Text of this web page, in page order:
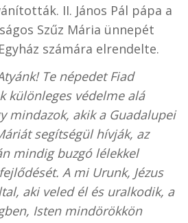
II. János Pál pápa a
Szűz Mária ünnepét
számára elrendelte.
Te népedet Fiad
különleges védelme alá
mindazok, akik a Guadalupei
segítségül hívják, az
mindig buzgó lélekkel
A mi Urunk, Jézus
aki veled él és uralkodik, a
Isten mindörökkön